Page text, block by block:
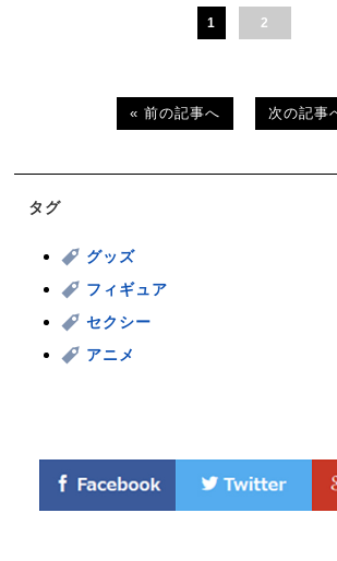
1 2
« 前の記事へ 次の記事
タグ
グッズ
フィギュア
セクシー
アニメ